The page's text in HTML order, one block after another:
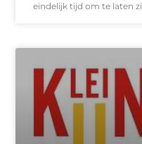
eindelijk tijd om te laten